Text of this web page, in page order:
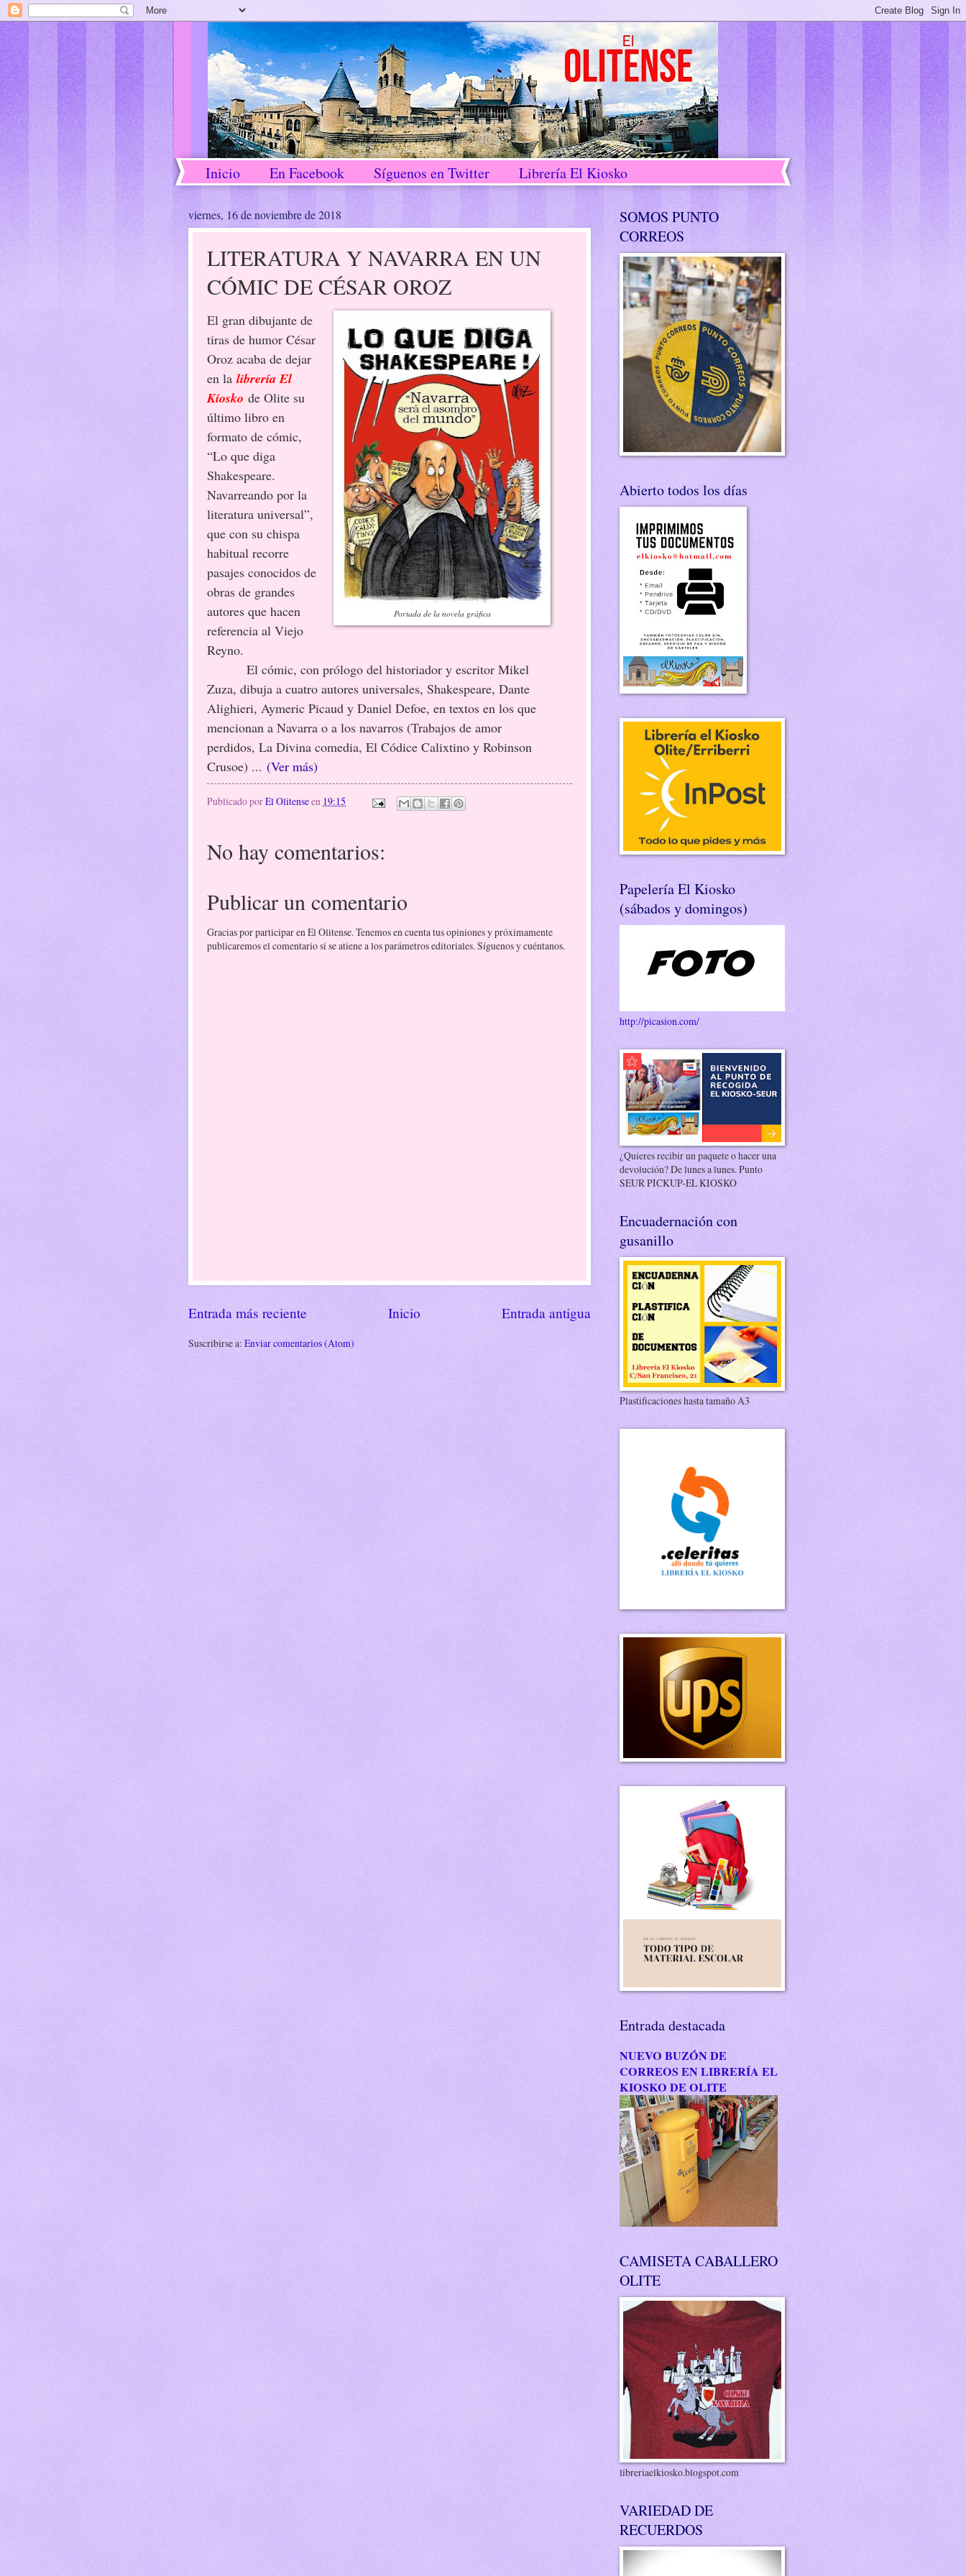
Inicio En Facebook Síguenos en Twitter Librería El Kiosko
viernes, 16 de noviembre de 2018
LITERATURA Y NAVARRA EN UN
CÓMIC DE CÉSAR OROZ
Portada de la novela gráfica
El gran dibujante de
tiras de humor César
Oroz acaba de dejar
en la librería El
Kiosko de Olite su
último libro en
formato de cómic,
“Lo que diga
Shakespeare.
Navarreando por la
literatura universal”,
que con su chispa
habitual recorre
pasajes conocidos de
obras de grandes
autores que hacen
referencia al Viejo
Reyno.
El cómic, con prólogo del historiador y escritor Mikel
Zuza, dibuja a cuatro autores universales, Shakespeare, Dante
Alighieri, Aymeric Picaud y Daniel Defoe, en textos en los que
mencionan a Navarra o a los navarros (Trabajos de amor
perdidos, La Divina comedia, El Códice Calixtino y Robinson
Crusoe) ... (Ver más)
Publicado porEl Olitenseen 19:15
No hay comentarios:
Publicar un comentario
Gracias por participar en El Olitense. Tenemos en cuenta tus opiniones y próximamente
publicaremos el comentario si se atiene a los parámetros editoriales. Síguenos y cuéntanos.
Entrada más reciente Entrada antigua
Inicio
Suscribirse a: Enviar comentarios (Atom)
SOMOS PUNTO
CORREOS
Abierto todos los días
Papelería El Kiosko
(sábados y domingos)
http://picasion.com/
¿Quieres recibir un paquete o hacer una
devolución? De lunes a lunes. Punto
SEUR PICKUP-EL KIOSKO
Encuadernación con
gusanillo
Plastificaciones hasta tamaño A3
Entrada destacada
NUEVO BUZÓN DE
CORREOS EN LIBRERÍA EL
KIOSKO DE OLITE
CAMISETA CABALLERO
OLITE
libreriaelkiosko.blogspot.com
VARIEDAD DE
RECUERDOS